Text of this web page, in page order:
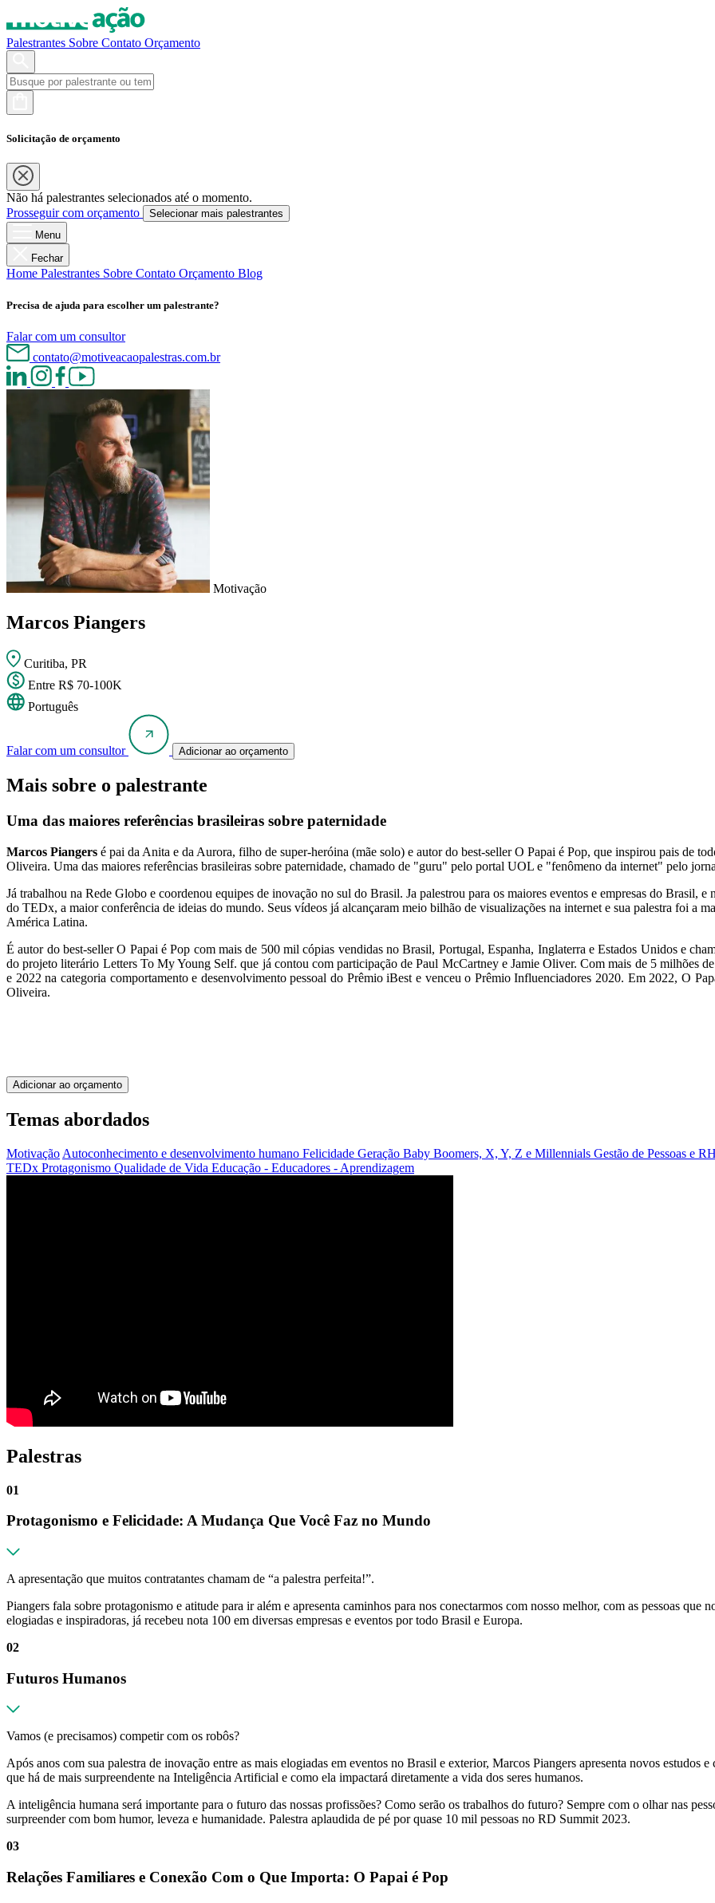
Palestrantes Sobre Contato Orçamento
Solicitação de orçamento
Não há palestrantes selecionados até o momento.
Prosseguir com orçamento
Selecionar mais palestrantes
Menu
Fechar
Home Palestrantes Sobre Contato Orçamento Blog
Precisa de ajuda para escolher um palestrante?
Falar com um consultor
contato@motiveacaopalestras.com.br
Motivação
Marcos Piangers
Curitiba, PR
Entre R$ 70-100K
Português
Falar com um consultor Adicionar ao orçamento
Mais sobre o palestrante
Uma das maiores referências brasileiras sobre paternidade
Marcos Piangers é pai da Anita e da Aurora, filho de super-heróina (mãe solo) e autor do best-seller O Papai é Pop, que inspirou pais de
Oliveira. Uma das maiores referências brasileiras sobre paternidade, chamado de "guru" pelo portal UOL e "fenômeno da internet" pelo
Já trabalhou na Rede Globo e coordenou equipes de inovação no sul do Brasil. Ja palestrou para os maiores eventos e empresas do Brasil,
do TEDx, a maior conferência de ideias do mundo. Seus vídeos já alcançaram meio bilhão de visualizações na internet e sua palestra foi a
América Latina.
É autor do best-seller O Papai é Pop com mais de 500 mil cópias vendidas no Brasil, Portugal, Espanha, Inglaterra e Estados Unidos e
do projeto literário Letters To My Young Self. que já contou com participação de Paul McCartney e Jamie Oliver. Com mais de 5 milhões
e 2022 na categoria comportamento e desenvolvimento pessoal do Prêmio iBest e venceu o Prêmio Influenciadores 2020. Em 2022, O
Oliveira.
Adicionar ao orçamento
Temas abordados
Motivação Autoconhecimento e desenvolvimento humano Felicidade Geração Baby Boomers, X, Y, Z e Millennials Gestão de Pessoas e RH
TEDx Protagonismo Qualidade de Vida Educação - Educadores - Aprendizagem
Palestras
01
Protagonismo e Felicidade: A Mudança Que Você Faz no Mundo
A apresentação que muitos contratantes chamam de “a palestra perfeita!”.
Piangers fala sobre protagonismo e atitude para ir além e apresenta caminhos para nos conectarmos com nosso melhor, com as pessoas que
elogiadas e inspiradoras, já recebeu nota 100 em diversas empresas e eventos por todo Brasil e Europa.
02
Futuros Humanos
Vamos (e precisamos) competir com os robôs?
Após anos com sua palestra de inovação entre as mais elogiadas em eventos no Brasil e exterior, Marcos Piangers apresenta novos estudos
que há de mais surpreendente na Inteligência Artificial e como ela impactará diretamente a vida dos seres humanos.
A inteligência humana será importante para o futuro das nossas profissões? Como serão os trabalhos do futuro? Sempre com o olhar nas
surpreender com bom humor, leveza e humanidade. Palestra aplaudida de pé por quase 10 mil pessoas no RD Summit 2023.
03
Relações Familiares e Conexão Com o Que Importa: O Papai é Pop